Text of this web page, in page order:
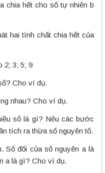
chia hết cho số tự nhiên b
hai tính chất chia hết của
2; 3; 5; 9
Cho ví dụ.
nhau? Cho ví dụ.
số là gì? Nêu các bước
tích ra thừa số nguyên tố.
Số đối của số nguyên a là
a là gì? Cho ví dụ.